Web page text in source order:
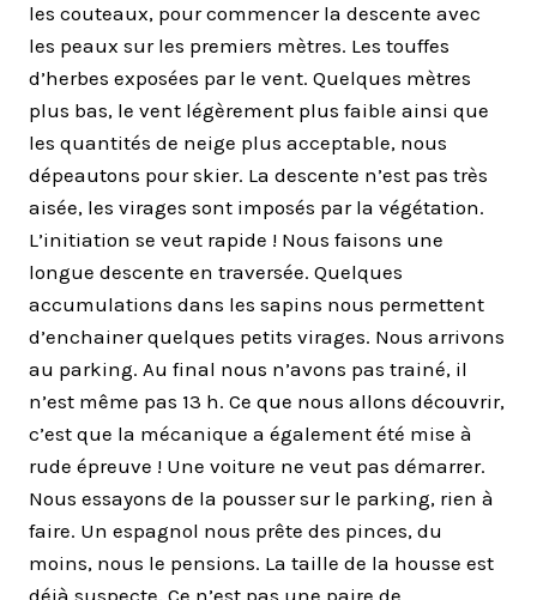
les couteaux, pour commencer la descente avec
les peaux sur les premiers mètres. Les touffes
d’herbes exposées par le vent. Quelques mètres
plus bas, le vent légèrement plus faible ainsi que
les quantités de neige plus acceptable, nous
dépeautons pour skier. La descente n’est pas très
aisée, les virages sont imposés par la végétation.
L’initiation se veut rapide ! Nous faisons une
longue descente en traversée. Quelques
accumulations dans les sapins nous permettent
d’enchainer quelques petits virages. Nous arrivons
au parking. Au final nous n’avons pas trainé, il
n’est même pas 13 h. Ce que nous allons découvrir,
c’est que la mécanique a également été mise à
rude épreuve ! Une voiture ne veut pas démarrer.
Nous essayons de la pousser sur le parking, rien à
faire. Un espagnol nous prête des pinces, du
moins, nous le pensions. La taille de la housse est